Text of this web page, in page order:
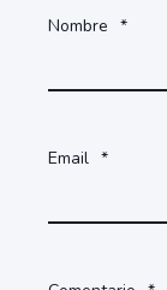
Nombre *
Email *